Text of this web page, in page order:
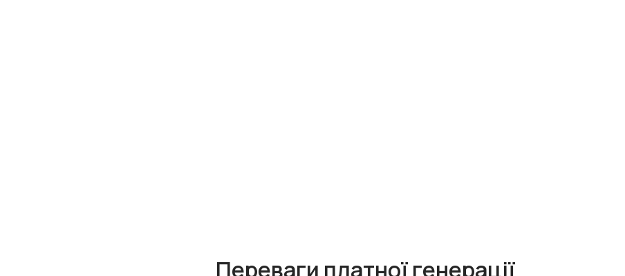
Переваги платної генерації